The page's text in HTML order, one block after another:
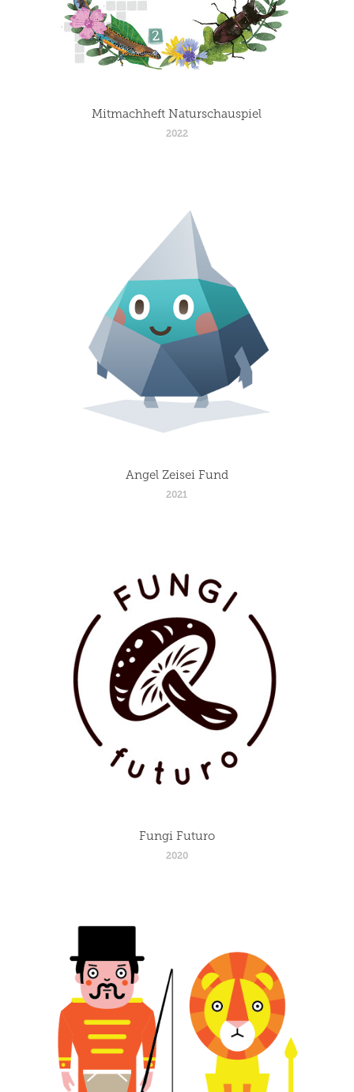
Mitmachheft Naturschauspiel
2022
Angel Zeisei Fund
2021
Fungi Futuro
2020